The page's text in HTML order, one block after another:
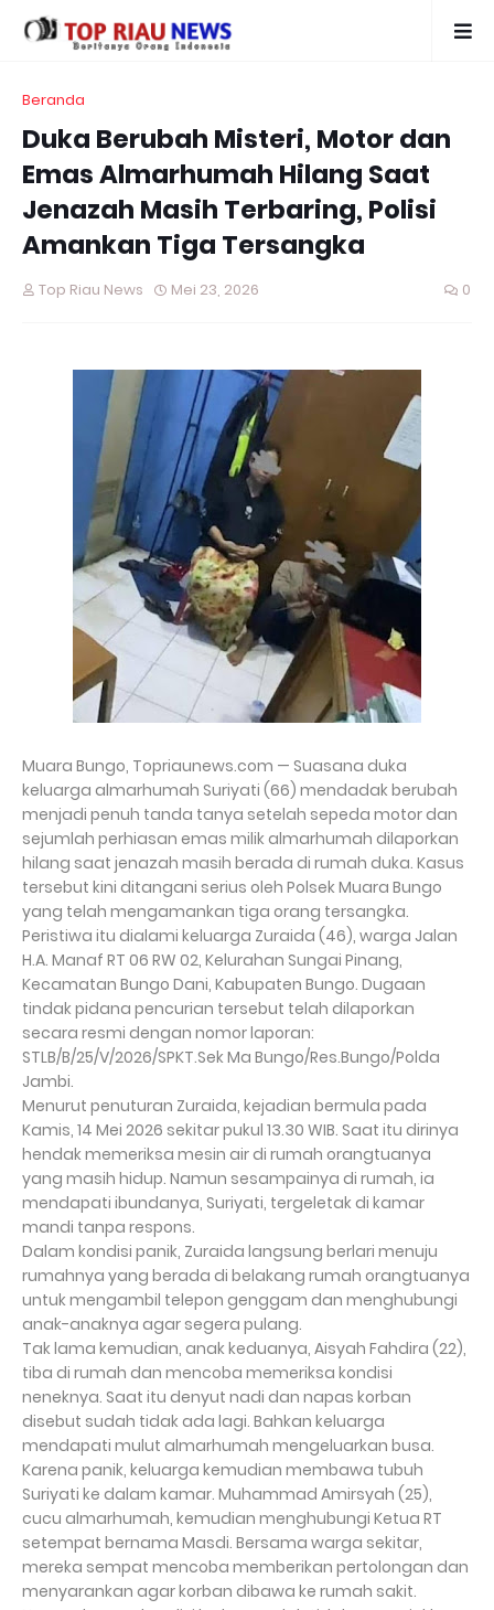
Beranda
Duka Berubah Misteri, Motor dan
Emas Almarhumah Hilang Saat
Jenazah Masih Terbaring, Polisi
Amankan Tiga Tersangka
Top Riau News Mei 23, 2026 0
Muara Bungo, Topriaunews.com — Suasana duka
keluarga almarhumah Suriyati (66) mendadak berubah
menjadi penuh tanda tanya setelah sepeda motor dan
sejumlah perhiasan emas milik almarhumah dilaporkan
hilang saat jenazah masih berada di rumah duka. Kasus
tersebut kini ditangani serius oleh Polsek Muara Bungo
yang telah mengamankan tiga orang tersangka.
Peristiwa itu dialami keluarga Zuraida (46), warga Jalan
H.A. Manaf RT 06 RW 02, Kelurahan Sungai Pinang,
Kecamatan Bungo Dani, Kabupaten Bungo. Dugaan
tindak pidana pencurian tersebut telah dilaporkan
secara resmi dengan nomor laporan:
STLB/B/25/V/2026/SPKT.Sek Ma Bungo/Res.Bungo/Polda
Jambi.
Menurut penuturan Zuraida, kejadian bermula pada
Kamis, 14 Mei 2026 sekitar pukul 13.30 WIB. Saat itu dirinya
hendak memeriksa mesin air di rumah orangtuanya
yang masih hidup. Namun sesampainya di rumah, ia
mendapati ibundanya, Suriyati, tergeletak di kamar
mandi tanpa respons.
Dalam kondisi panik, Zuraida langsung berlari menuju
rumahnya yang berada di belakang rumah orangtuanya
untuk mengambil telepon genggam dan menghubungi
anak-anaknya agar segera pulang.
Tak lama kemudian, anak keduanya, Aisyah Fahdira (22),
tiba di rumah dan mencoba memeriksa kondisi
neneknya. Saat itu denyut nadi dan napas korban
disebut sudah tidak ada lagi. Bahkan keluarga
mendapati mulut almarhumah mengeluarkan busa.
Karena panik, keluarga kemudian membawa tubuh
Suriyati ke dalam kamar. Muhammad Amirsyah (25),
cucu almarhumah, kemudian menghubungi Ketua RT
setempat bernama Masdi. Bersama warga sekitar,
mereka sempat mencoba memberikan pertolongan dan
menyarankan agar korban dibawa ke rumah sakit.